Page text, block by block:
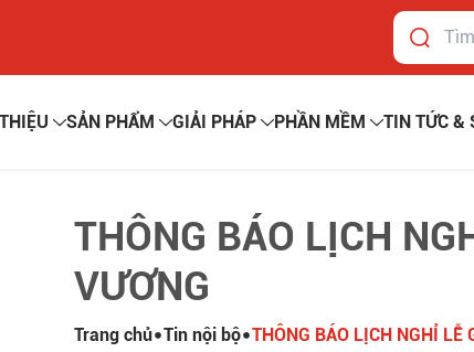
SẢN PHẨM GIẢI PHÁP PHẦN MỀM TIN TỨC &
THÔNG BÁO LỊCH
VƯƠNG
Trang chủ Tin nội bộ THÔNG BÁO LỊCH NGHỈ LỄ